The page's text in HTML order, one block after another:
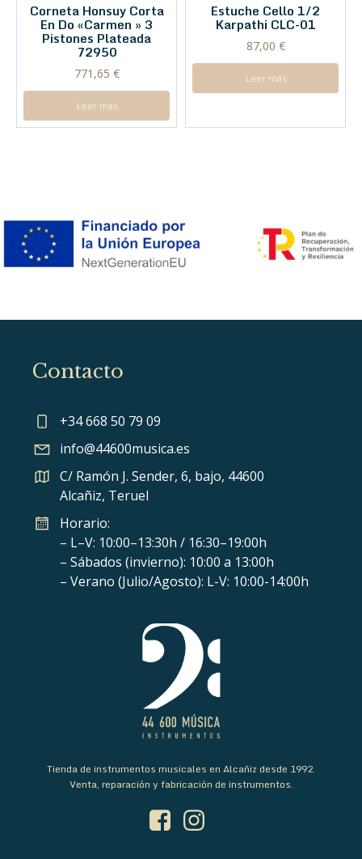
Corneta Honsuy Corta
En Do «Carmen » 3
Pistones Plateada
72950
771,65 €
Leer más
Estuche Cello 1/2
Karpathi CLC-01
87,00 €
Leer más
Contacto
+34 668 50 79 09
info@44600musica.es
C/ Ramón J. Sender, 6, bajo, 44600
Alcañiz, Teruel
Horario:
– L–V: 10:00–13:30h / 16:30–19:00h
– Sábados (invierno): 10:00 a 13:00h
– Verano (Julio/Agosto): L-V: 10:00-14:00h
Tienda de instrumentos musicales en Alcañiz desde 1992.
Venta, reparación y fabricación de instrumentos.